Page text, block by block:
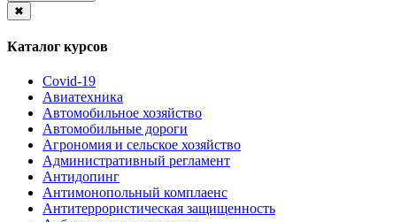
✖
Каталог курсов
Covid-19
Авиатехника
Автомобильное хозяйство
Автомобильные дороги
Агрономия и сельское хозяйство
Административный регламент
Антидопинг
Антимонопольный комплаенс
Антитеррористическая защищенность